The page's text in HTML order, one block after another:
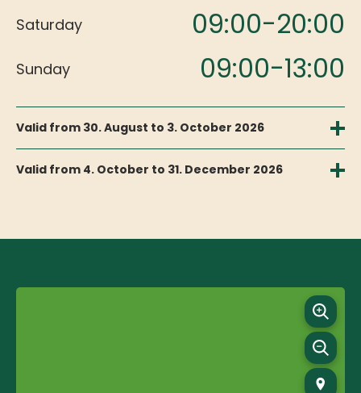
Saturday 09:00-20:00
Sunday 09:00-13:00
Valid from 30. August to 3. October 2026
Monday - Friday 09:00-17:00
Valid from 4. October to 31. December 2026